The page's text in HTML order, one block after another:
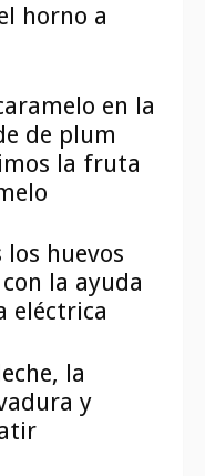
horno a
en la
de plum
la fruta
los huevos
la ayuda
eléctrica
la
y